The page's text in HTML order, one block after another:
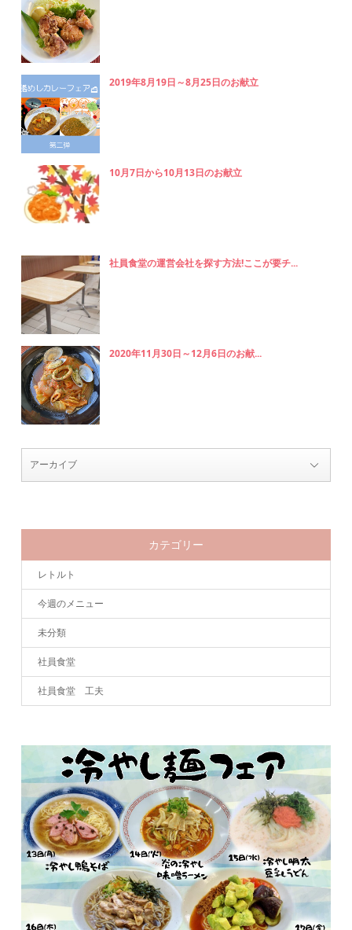
2019年8月19日～8月25日のお献立
10月7日から10月13日のお献立
社員食堂の運営会社を探す方法!ここが要チ...
2020年11月30日～12月6日のお献...
カテゴリー
レトルト
今週のメニュー
未分類
社員食堂
社員食堂 工夫